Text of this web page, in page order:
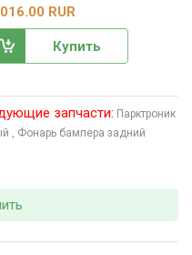
RUR
Купить
запчасти: Парктроник
, Фонарь бампера задний